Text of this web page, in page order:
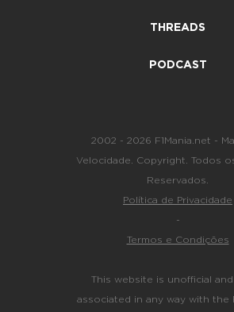
THREADS
PODCAST
2002 - 2026 F1Mania.net -
Velocidade. Copyright. Todos
Reservados.
Política de Privacidade
-
Termos e Condições
This website is unofficial
associated in any way with the